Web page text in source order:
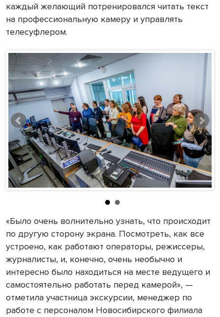
каждый желающий потренировался читать текст
на профессиональную камеру и управлять
телесуфлером.
«Было очень волнительно узнать, что происходит
по другую сторону экрана. Посмотреть, как все
устроено, как работают операторы, режиссеры,
журналисты, и, конечно, очень необычно и
интересно было находиться на месте ведущего и
самостоятельно работать перед камерой», —
отметила участница экскурсии, менеджер по
работе с персоналом Новосибирского филиала